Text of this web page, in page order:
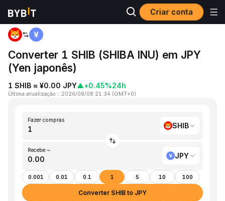
Criar conta
Página inicial
Converter 1 SHIB (SHIBA INU) em JPY
(Yen japonês)
1 SHIB ≈ ¥0.00 JPY▲+0.45%24h
Última atualização ： 2026/08/08 21:34 (GMT+0)
Fazer compras
SHIB
Recebe ~
JPY
0.001 0.01 0.1 1 5 10 100
Converter SHIB to JPY